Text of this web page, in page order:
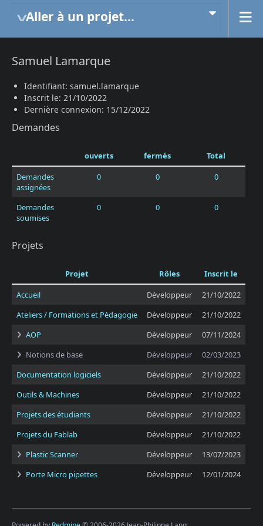
Aller à un projet...
Samuel Lamarque
Identifiant: samuel.lamarque
Inscrit le: 21/10/2022
Dernière connexion: 15/12/2022
Demandes
ouverts fermés
Total
Demandes
assignées
0 0 0
Demandes
soumises
0 0 0
Projets
Projet Rôles
Inscrit le
Accueil
Développeur
21/10/2022
Ateliers / Formations et Pédagogie
Développeur
21/10/2022
AOP
Développeur
07/11/2024
Notions de base
Développeur
02/03/2023
Documentation logiciels
Développeur
21/10/2022
Outils & Machines
Développeur
21/10/2022
Projets des étudiants
Développeur
21/10/2022
Projets du Fablab
Développeur
21/10/2022
Plastic Scanner
Développeur
13/07/2023
Porte Micro pipettes
Développeur 12/01/2024